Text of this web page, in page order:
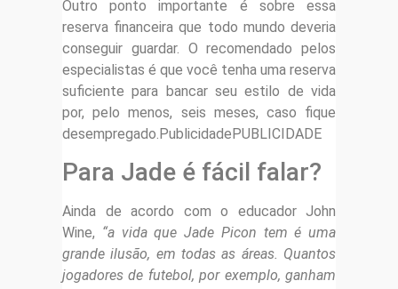
Outro ponto importante é sobre essa
reserva financeira que todo mundo deveria
conseguir guardar. O recomendado pelos
especialistas é que você tenha uma reserva
suficiente para bancar seu estilo de vida
por, pelo menos, seis meses, caso fique
desempregado.PublicidadePUBLICIDADE
Para Jade é fácil falar?
Ainda de acordo com o educador John
Wine, “a vida que Jade Picon tem é uma
grande ilusão, em todas as áreas. Quantos
jogadores de futebol, por exemplo, ganham